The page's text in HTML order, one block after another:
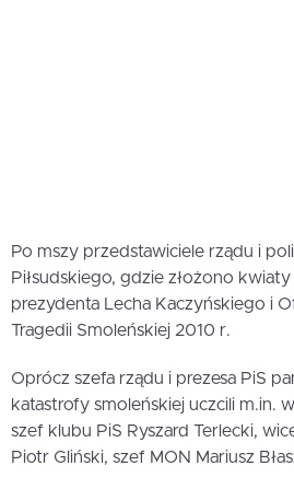
Po mszy przedstawiciele rządu i
Piłsudskiego, gdzie złożono
prezydenta Lecha Kaczyńskiego i
Tragedii Smoleńskiej 2010 r.
Oprócz szefa rządu i prezesa PiS
katastrofy smoleńskiej uczcili m.in.
szef klubu PiS Ryszard Terlecki,
Piotr Gliński, szef MON Mariusz